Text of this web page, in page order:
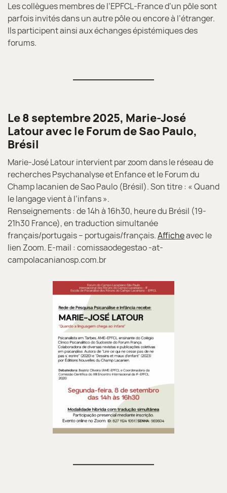
Les collègues membres de l’EPFCL-France d’un pôle sont
parfois invités dans un autre pôle ou encore à l’étranger.
Ils participent ainsi aux échanges épistémiques des
forums.
Le 8 septembre 2025, Marie-José
Latour avec le Forum de Sao Paulo,
Brésil
Marie-José Latour intervient par zoom dans le réseau de
recherches Psychanalyse et Enfance et le Forum du
Champ lacanien de Sao Paulo (Brésil). Son titre : « Quand
le langage vient à l’infans ».
Renseignements : de 14h à 16h30, heure du Brésil (19-
21h30 France), en traduction simultanée
français/portugais – portugais/français.Afficheavec le
lien Zoom. E-mail : comissaodegestao -at-
campolacanianosp.com.br